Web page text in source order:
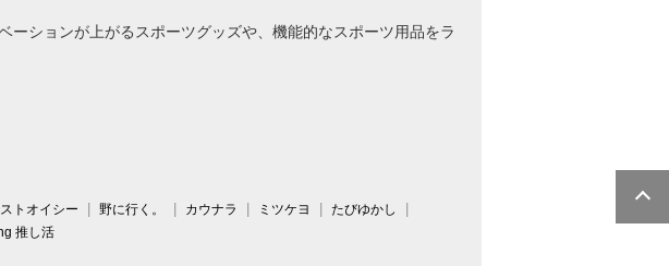
ションが上がるスポーツグッズや、機能的なスポーツ用品をラ
トオイシー 野に行く。 カウナラ ミツケヨ
たびゆかし
推し活